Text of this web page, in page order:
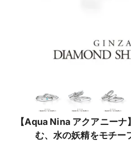
【Aqua Nina アクアニー
む、水の妖精をモチー